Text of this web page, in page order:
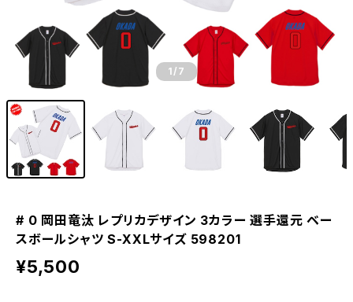
1 /7
# 0 岡田竜汰 レプリカデザイン 3カラー 選手還元 ベー
スボールシャツ S-XXLサイズ 598201
¥5,500